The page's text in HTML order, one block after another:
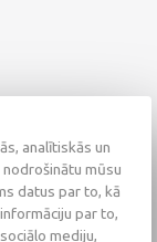
analītiskās un
mūsu
datus par to, kā
par to,
mediju,